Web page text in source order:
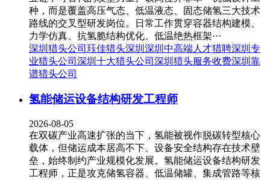
种，而是覆盖高压气态、低温液态、固态储氢三大技术
路线的交叉型研发岗位。日常工作贯穿容器结构建模、
力学仿真、抗氢脆结构优化、低温绝热框架···
深圳猎头公司 珏佳猎头深圳 深圳中高端人才猎聘深圳专
业猎头公司 深圳十大猎头公司 深圳猎头服务收费深圳靠
谱猎头公司
氢能储运设备结构研发工程师
2026-08-05
在双碳产业高速扩张的当下，氢能被视作脱碳转型核心
载体，但储运成本居高不下、设备安全结构存在技术壁
垒，始终制约产业规模化发展。氢能储运设备结构研发
工程师，正是攻克储氢容器、低温储罐、集成管路等核